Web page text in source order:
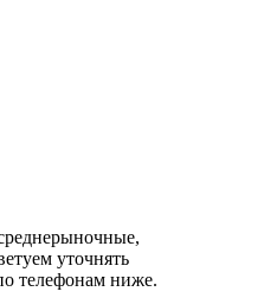
уточнять
телефонам ниже.